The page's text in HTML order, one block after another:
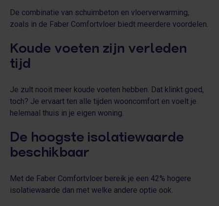
De combinatie van schuimbeton en vloerverwarming,
zoals in de Faber Comfortvloer biedt meerdere voordelen.
Koude voeten zijn verleden
tijd
Je zult nooit meer koude voeten hebben. Dat klinkt goed,
toch? Je ervaart ten alle tijden wooncomfort en voelt je
helemaal thuis in je eigen woning.
De hoogste isolatiewaarde
beschikbaar
Met de Faber Comfortvloer bereik je een 42% hogere
isolatiewaarde dan met welke andere optie ook.